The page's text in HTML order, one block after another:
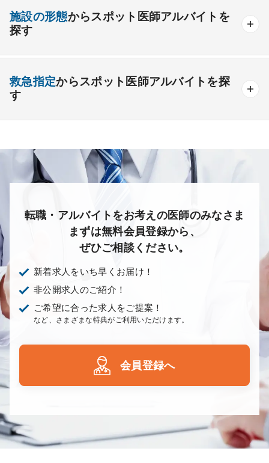
一般外科 呼吸器外科 心臓血管外科
心療内科 泌尿器科 眼科 耳鼻咽喉科
皮膚科 麻酔科 リハビリテーション科
駅チカ・通勤便利
未経験歓迎
施設の形態からスポット医師アルバイトを
探す
療養＋精神
救急指定からスポット医師アルバイトを探
す
転職・アルバイトをお考えの医師のみなさま
まずは無料会員登録から、
ぜひご相談ください。
新着求人をいち早くお届け！
非公開求人のご紹介！
ご希望に合った求人をご提案！
など、さまざまな特典がご利用いただけます。
会員登録へ